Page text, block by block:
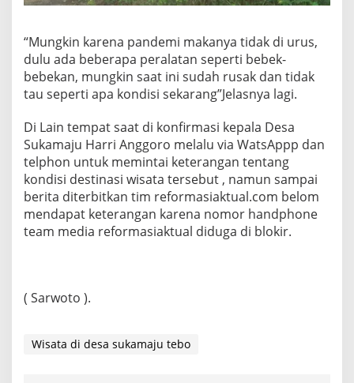
“Mungkin karena pandemi makanya tidak di urus,
dulu ada beberapa peralatan seperti bebek-
bebekan, mungkin saat ini sudah rusak dan tidak
tau seperti apa kondisi sekarang”Jelasnya lagi.
Di Lain tempat saat di konfirmasi kepala Desa
Sukamaju Harri Anggoro melalu via WatsAppp dan
telphon untuk memintai keterangan tentang
kondisi destinasi wisata tersebut , namun sampai
berita diterbitkan tim reformasiaktual.com belom
mendapat keterangan karena nomor handphone
team media reformasiaktual diduga di blokir.
( Sarwoto ).
Wisata di desa sukamaju tebo